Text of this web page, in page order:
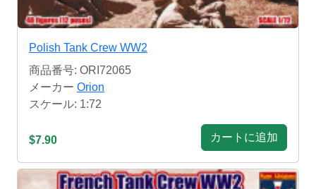
Polish Tank Crew WW2
商品番号: ORI72065
メーカー Orion
スケール: 1:72
$7.90 カートに追加